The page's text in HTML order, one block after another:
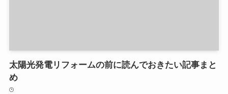
太陽光発電リフォームの前に読んでおきたい記事まと
め